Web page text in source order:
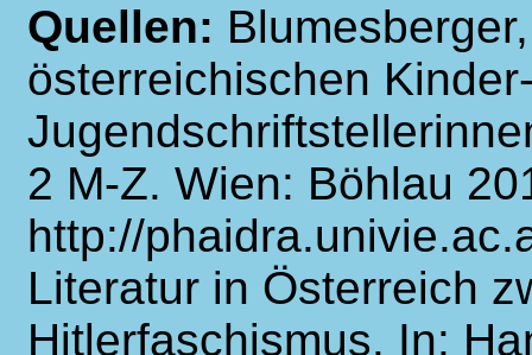
Quellen:
österreichischen
2 M-Z. Wien: Böhlau
http://
Literatur in Österreich
Hitlerfaschismus. In: